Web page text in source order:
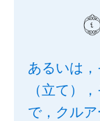
あるいは
（立て）
で，クルア